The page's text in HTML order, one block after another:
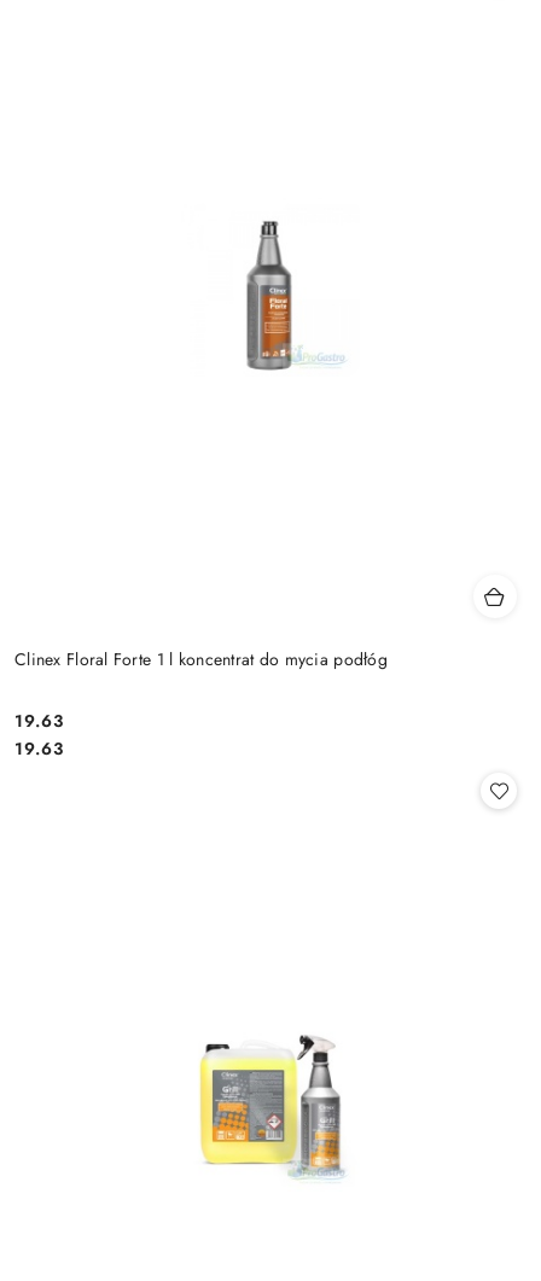
Clinex Floral Forte 1 l koncentrat do mycia podłóg
Cena:
19.63
Cena:
19.63